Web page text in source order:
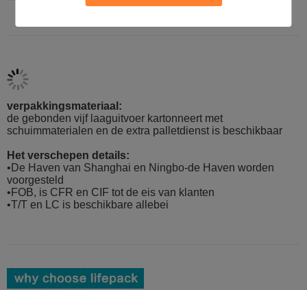
verpakkingsmateriaal:
de gebonden vijf laaguitvoer kartonneert met
schuimmaterialen en de extra palletdienst is beschikbaar
Het verschepen details:
•De Haven van Shanghai en Ningbo-de Haven worden
voorgesteld
•FOB, is CFR en CIF tot de eis van klanten
•T/T en LC is beschikbare allebei